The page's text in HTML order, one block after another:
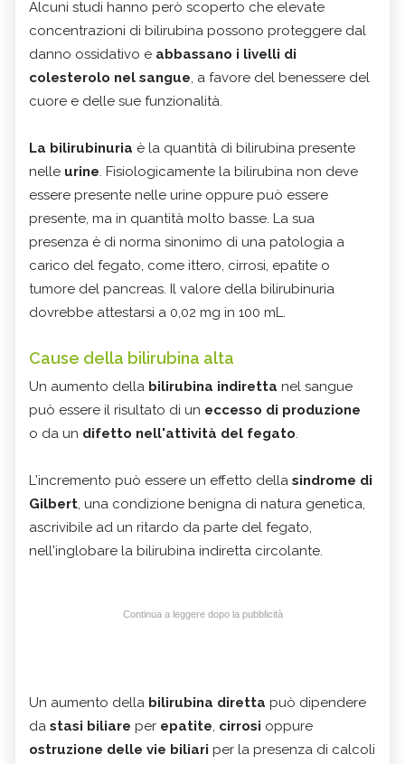
Alcuni studi hanno però scoperto che elevate
concentrazioni di bilirubina possono proteggere dal
danno ossidativo e abbassano i livelli di
colesterolo nel sangue, a favore del benessere del
cuore e delle sue funzionalità.
La bilirubinuria è la quantità di bilirubina presente
nelle urine. Fisiologicamente la bilirubina non deve
essere presente nelle urine oppure può essere
presente, ma in quantità molto basse. La sua
presenza è di norma sinonimo di una patologia a
carico del fegato, come ittero, cirrosi, epatite o
tumore del pancreas. Il valore della bilirubinuria
dovrebbe attestarsi a 0,02 mg in 100 mL.
Cause della bilirubina alta
Un aumento della bilirubina indiretta nel sangue
può essere il risultato di un eccesso di produzione
o da un difetto nell'attività del fegato.
L'incremento può essere un effetto della sindrome di
Gilbert, una condizione benigna di natura genetica,
ascrivibile ad un ritardo da parte del fegato,
nell'inglobare la bilirubina indiretta circolante.
Continua a leggere dopo la pubblicità
Un aumento della bilirubina diretta può dipendere
da stasi biliare per epatite, cirrosi oppure
ostruzione delle vie biliari per la presenza di calcoli